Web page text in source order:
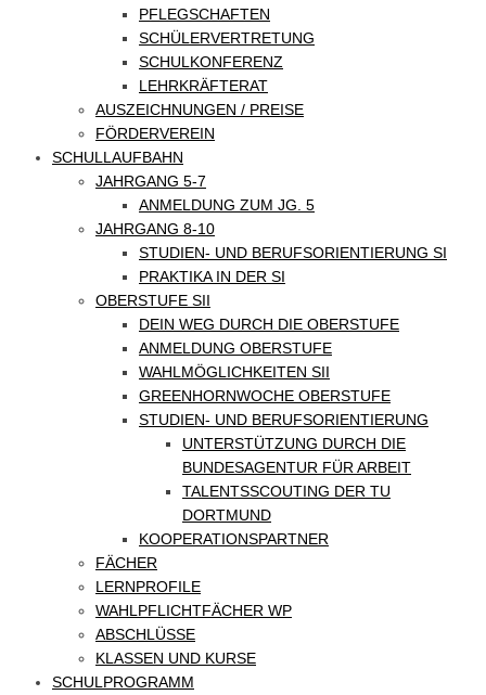
PFLEGSCHAFTEN
SCHÜLERVERTRETUNG
SCHULKONFERENZ
LEHRKRÄFTERAT
AUSZEICHNUNGEN / PREISE
FÖRDERVEREIN
SCHULLAUFBAHN
JAHRGANG 5-7
ANMELDUNG ZUM JG. 5
JAHRGANG 8-10
STUDIEN- UND BERUFSORIENTIERUNG SI
PRAKTIKA IN DER SI
OBERSTUFE SII
DEIN WEG DURCH DIE OBERSTUFE
ANMELDUNG OBERSTUFE
WAHLMÖGLICHKEITEN SII
GREENHORNWOCHE OBERSTUFE
STUDIEN- UND BERUFSORIENTIERUNG
UNTERSTÜTZUNG DURCH DIE
BUNDESAGENTUR FÜR ARBEIT
TALENTSSCOUTING DER TU
DORTMUND
KOOPERATIONSPARTNER
FÄCHER
LERNPROFILE
WAHLPFLICHTFÄCHER WP
ABSCHLÜSSE
KLASSEN UND KURSE
SCHULPROGRAMM